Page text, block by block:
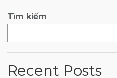
Tìm kiếm
Recent Posts